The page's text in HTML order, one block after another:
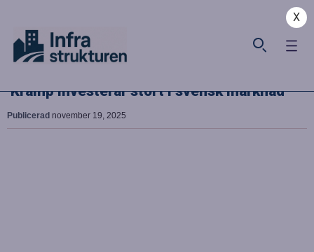
X
Kramp investerar stort i svensk marknad
Publicerad november 19, 2025